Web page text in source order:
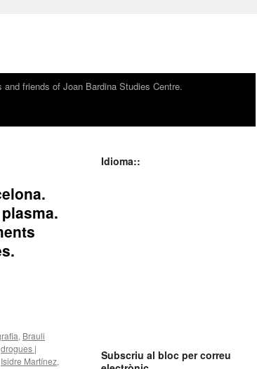
friends of Joan Bardina Studies Centre.
, Brauli
drogues |
Isidre Martínez,
Idioma::
Subscriu al bloc per correu